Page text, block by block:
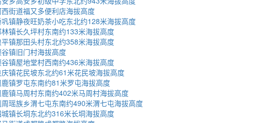
街道福又多便利店海拔高度
镇静夜旺奶茶小吃东北约128米海拔高度
镇长久坪村东南约133米海拔高度
镇那田头村东北约358米海拔高度
镇旧门村海拔高度
镇屋地堂村西南约436米海拔高度
镇花民坡东北约61米花民坡海拔高度
镇罗屯东南约81米罗屯海拔高度
镇马周村东南约402米马周村海拔高度
瑶族乡渭七屯东南约490米渭七屯海拔高度
镇长垌东北约316米长垌海拔高度